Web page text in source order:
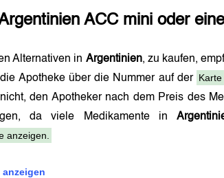
ACC mini oder
Alternativen in Argentinien, zu kaufen,
Apotheke über die Nummer auf der Karte
den Apotheker nach dem Preis des
da viele Medikamente in
anzeigen.